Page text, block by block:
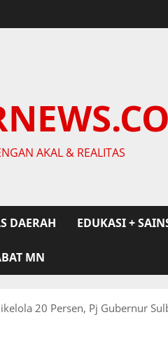
AKAL & REALITAS
DAERAH EDUKASI +
MN
20 Persen, Pj Gubernur